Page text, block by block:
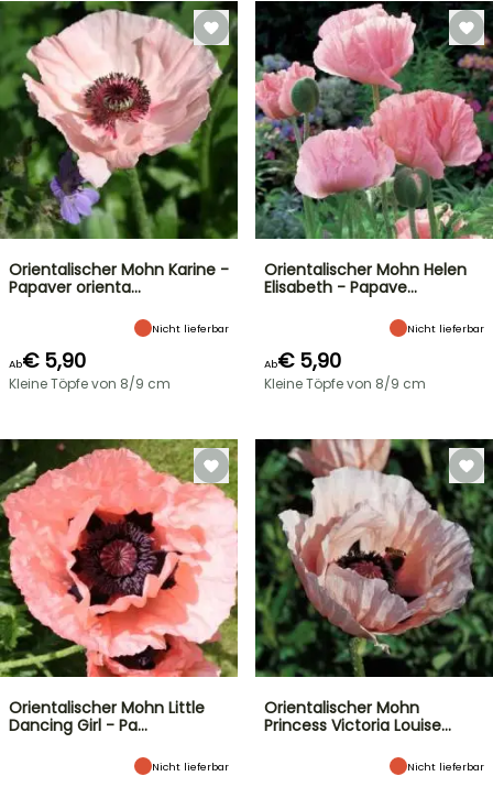
Orientalischer Mohn Karine -
Papaver orienta…
Nicht lieferbar
Ab€ 5,90
Kleine Töpfe von 8/9 cm
Orientalischer Mohn Helen
Elisabeth - Papave…
Nicht lieferbar
Ab€ 5,90
Kleine Töpfe von 8/9 cm
Orientalischer Mohn Little
Dancing Girl - Pa…
Nicht lieferbar
Orientalischer Mohn
Princess Victoria Louise…
Nicht lieferbar